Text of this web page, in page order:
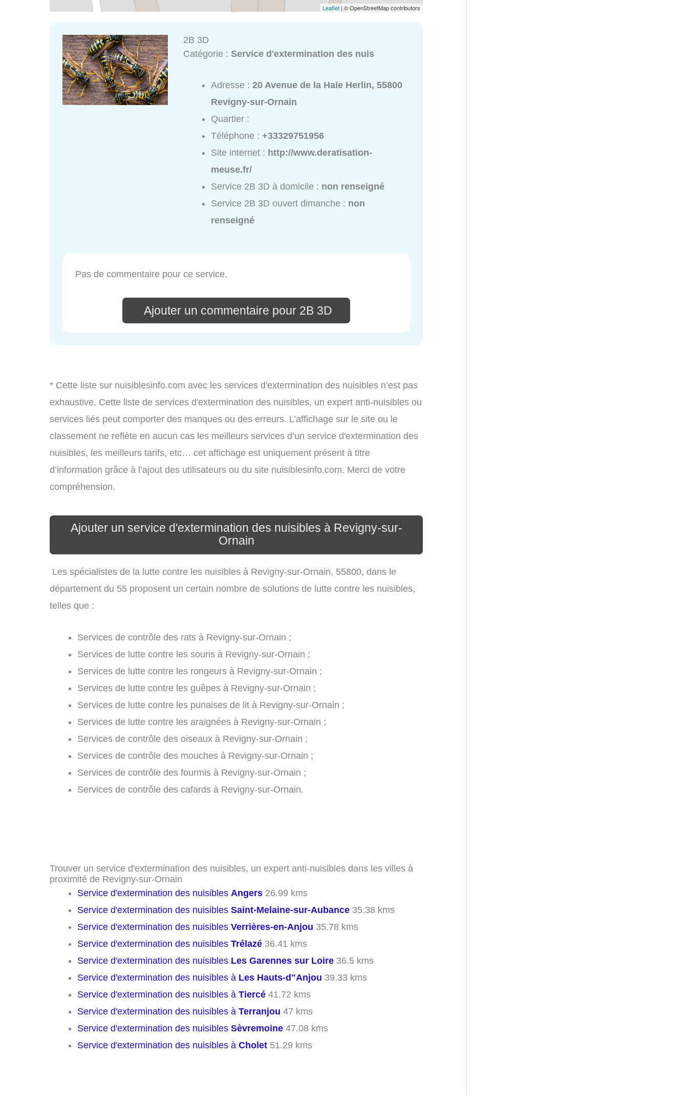
Leaflet | © OpenStreetMap contributors
2B 3D
Catégorie :Service d'extermination des nuis
Adresse :20 Avenue de la Haie Herlin, 55800
Revigny-sur-Ornain
Quartier :
Téléphone :+33329751956
Site internet : http://www.deratisation-
meuse.fr/
Service 2B 3D à domicile : non renseigné
Service 2B 3D ouvert dimanche : non
renseigné
Pas de commentaire pour ce service.
Ajouter un commentaire pour 2B 3D
* Cette liste sur nuisiblesinfo.com avec les services d'extermination des nuisibles n’est pas
exhaustive. Cette liste de services d'extermination des nuisibles, un expert anti-nuisibles ou
services liés peut comporter des manques ou des erreurs. L’affichage sur le site ou le
classement ne reflète en aucun cas les meilleurs services d’un service d'extermination des
nuisibles, les meilleurs tarifs, etc… cet affichage est uniquement présent à titre
d’information grâce à l’ajout des utilisateurs ou du site nuisiblesinfo.com. Merci de votre
compréhension.
Ajouter un service d'extermination des nuisibles à Revigny-sur-
Ornain
Les spécialistes de la lutte contre les nuisibles à Revigny-sur-Ornain, 55800, dans le
département du 55 proposent un certain nombre de solutions de lutte contre les nuisibles,
telles que :
Services de contrôle des rats à Revigny-sur-Ornain ;
Services de lutte contre les souris à Revigny-sur-Ornain ;
Services de lutte contre les rongeurs à Revigny-sur-Ornain ;
Services de lutte contre les guêpes à Revigny-sur-Ornain ;
Services de lutte contre les punaises de lit à Revigny-sur-Ornain ;
Services de lutte contre les araignées à Revigny-sur-Ornain ;
Services de contrôle des oiseaux à Revigny-sur-Ornain ;
Services de contrôle des mouches à Revigny-sur-Ornain ;
Services de contrôle des fourmis à Revigny-sur-Ornain ;
Services de contrôle des cafards à Revigny-sur-Ornain.
Trouver un service d'extermination des nuisibles, un expert anti-nuisibles dans les villes à
proximité de Revigny-sur-Ornain
Service d'extermination des nuisibles Angers 26.99 kms
Service d'extermination des nuisibles Saint-Melaine-sur-Aubance 35.38 kms
Service d'extermination des nuisibles Verrières-en-Anjou 35.78 kms
Service d'extermination des nuisibles Trélazé 36.41 kms
Service d'extermination des nuisibles Les Garennes sur Loire 36.5 kms
Service d'extermination des nuisibles à Les Hauts-d"Anjou 39.33 kms
Service d'extermination des nuisibles à Tiercé 41.72 kms
Service d'extermination des nuisibles à Terranjou 47 kms
Service d'extermination des nuisibles Sèvremoine 47.08 kms
Service d'extermination des nuisibles à Cholet 51.29 kms